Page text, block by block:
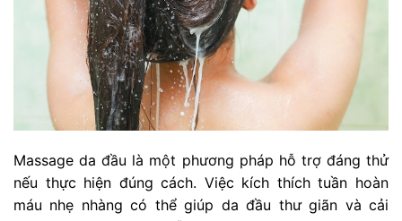
Massage da đầu là một phương pháp hỗ trợ đáng thử
nếu thực hiện đúng cách. Việc kích thích tuần hoàn
máu nhẹ nhàng có thể giúp da đầu thư giãn và cải